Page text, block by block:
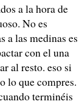
a la hora de
No es
a las medinas es
con el una
al resto. eso si
lo que compres.
terminéis